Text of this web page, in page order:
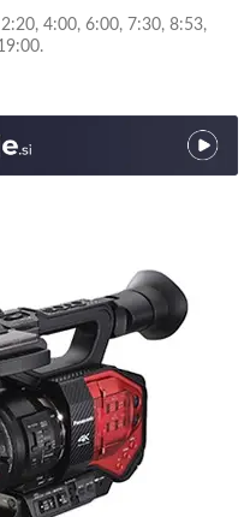
4:00, 6:00, 7:30, 8:53,